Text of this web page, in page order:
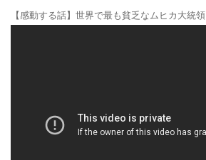
【感動する話】世界で最も貧乏なムヒカ大統領